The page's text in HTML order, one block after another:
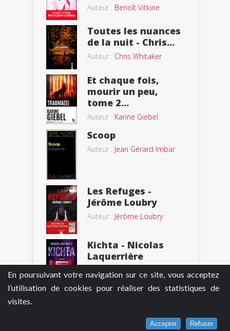
En poursuivant votre navigation sur ce site, vous acceptez
l’utilisation de cookies pour réaliser des statistiques de
visites.
Accepter Refuser
Auteur : Benoît Vitkine
Toutes les nuances
de la nuit - Chris...
Auteur : Chris Whitaker
Et chaque fois,
mourir un peu,
tome 2...
Auteur : Karine Giebel
Scoop
Auteur : Jean Gérard Imbar
Les Refuges -
Jérôme Loubry
Auteur : Jérôme Loubry
Kichta - Nicolas
Laquerrière
Auteur : Nicolas Laquerrière
Un animal sauvage
Joël Dicker